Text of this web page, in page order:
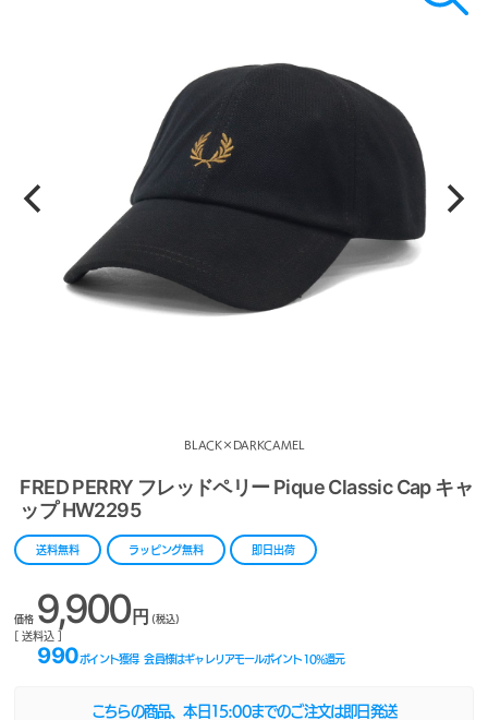
BLACK×DARKCAMEL
FRED PERRY フレッドペリー Pique Classic Cap キャ
ップ HW2295
送料無料 ラッピング無料 即日出荷
価格 9,900円 (税込)
[ 送料込 ]
990ポイント獲得 会員様はギャレリアモールポイント 10%還元
こちらの商品、本日 15:00までのご注文は即日発送